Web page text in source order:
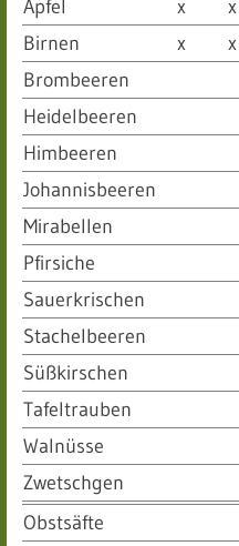
Äpfel
x x
Birnen
x
x
Brombeeren
Heidelbeeren
Himbeeren
Johannisbeeren
Mirabellen
Pfirsiche
Sauerkrischen
Stachelbeeren
Süßkirschen
Tafeltrauben
Walnüsse
Zwetschgen
Obstsäfte